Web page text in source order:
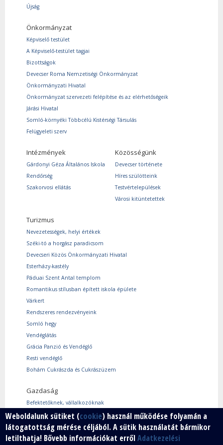
Újság
Önkormányzat
Képviselő testület
A Képviselő-testület tagjai
Bizottságok
Devecser Roma Nemzetiségi Önkormányzat
Önkormányzati Hivatal
Önkormányzat szervezeti felépítése és az elérhetőségeik
Járási Hivatal
Somló-környéki Többcélú Kistérségi Társulás
Felügyeleti szerv
Intézmények
Gárdonyi Géza Általános Iskola
Rendőrség
Szakorvosi ellátás
Közösségünk
Devecser története
Híres szülötteink
Testvértelepülések
Városi kitüntetettek
Turizmus
Nevezetességek, helyi értékek
Széki-tó a horgász paradicsom
Devecseri Közös Önkormányzati Hivatal
Esterházy-kastély
Páduai Szent Antal templom
Romantikus stílusban épített iskola épülete
Várkert
Rendszeres rendezvényeink
Somló hegy
Vendéglátás
Grácia Panzió és Vendéglő
Resti vendéglő
Bohám Cukrászda és Cukrászüzem
Gazdaság
Befektetőknek, vállalkozóknak
Használtcikk piac
Márkáink
Szabad vállalkozói zóna
Weboldalunk sütiket (cookie) használ működése folyamán a
látogatottság mérése céljából. A sütik használatát bármikor
letilthatja! Bővebb információkat errőlAdatkezelési